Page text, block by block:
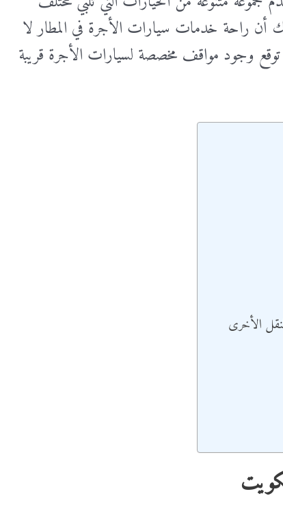
أن راحة خدمات سيارات الأجرة في المطار لا
وجود مواقف مخصصة لسيارات الأجرة قريبة
الأخرى